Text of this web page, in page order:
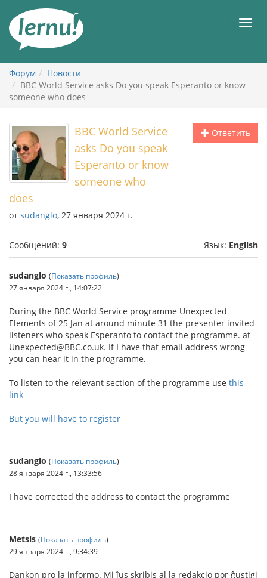
содержанию
Форум
Новости
BBC World Service asks Do you speak Esperanto or know
someone who does
Ответить
BBC World Service
asks Do you speak
Esperanto or know
someone who
does
от sudanglo, 27 января 2024 г.
Сообщений: 9 Язык: English
sudanglo (Показать профиль)
27 января 2024 г., 14:07:22
During the BBC World Service programme Unexpected
Elements of 25 Jan at around minute 31 the presenter invited
listeners who speak Esperanto to contact the programme. at
Unexpected@BBC.co.uk. If I have that email address wrong
you can hear it in the programme.
To listen to the relevant section of the programme use this
link
But you will have to register
sudanglo (Показать профиль)
28 января 2024 г., 13:33:56
I have corrected the address to contact the programme
Metsis (Показать профиль)
29 января 2024 г., 9:34:39
Dankon pro la informo. Mi ĵus skribis al la redakcio por ĝustigi